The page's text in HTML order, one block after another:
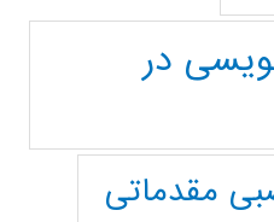
در
مقدماتی